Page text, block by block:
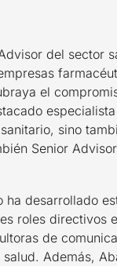
del sector
el
sino
Senior Advisor
desarrollado
roles directivos
de
Además,